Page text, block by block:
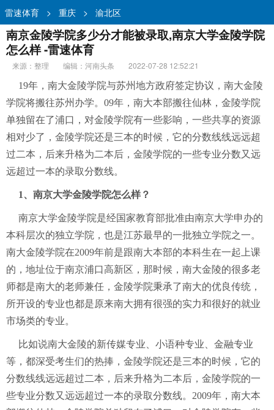
雷速体育 > 重庆 > 渝北区
南京金陵学院多少分才能被录取,南京大学金陵学院
怎么样 -雷速体育
来源：整理 编辑：河南头条
2022-07-28 12:52:21
19年，南大金陵学院与苏州地方政府签定协议，南大金陵
学院将搬往苏州办学。09年，南大本部搬往仙林，金陵学院
单独留在了浦口，对金陵学院有一些影响，一些共享的资源
相对少了，金陵学院还是三本的时候，它的分数线线远远超
过二本，后来升格为二本后，金陵学院的一些专业分数又远
远超过一本的录取分数线。
1、南京大学金陵学院怎么样？
南京大学金陵学院是经国家教育部批准由南京大学申办的
本科层次的独立学院，也是江苏最早的一批独立学院之一。
南大金陵学院在2009年前是跟南大本部的本科生在一起上课
的，地址位于南京浦口高新区，那时候，南大金陵的很多老
师都是南大的老师兼任，金陵学院秉承了南大的优良传统，
所开设的专业也都是原来南大拥有很强的实力和很好的就业
市场类的专业。
比如说南大金陵的新传媒专业、小语种专业、金融专业
等，都深受考生们的热捧，金陵学院还是三本的时候，它的
分数线线远远超过二本，后来升格为二本后，金陵学院的一
些专业分数又远远超过一本的录取分数线。2009年，南大本